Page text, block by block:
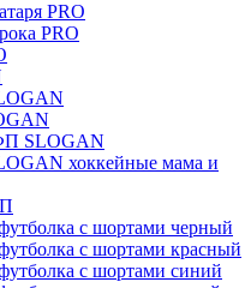
PRO
PRO
SLOGAN
хоккейные мама и
с шортами черный
с шортами красный
с шортами синий